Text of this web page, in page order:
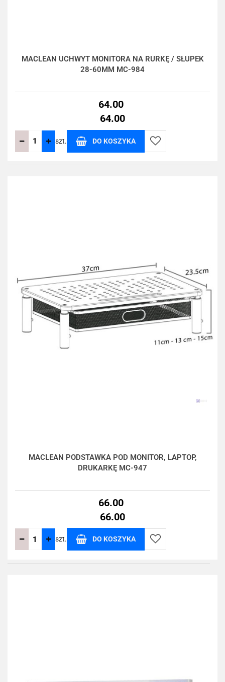
MACLEAN UCHWYT MONITORA NA RURKĘ / SŁUPEK
28-60MM MC-984
64.00
64.00
szt. DO KOSZYKA
Do
MACLEAN PODSTAWKA POD MONITOR, LAPTOP,
DRUKARKĘ MC-947
66.00
66.00
szt. DO KOSZYKA
Do